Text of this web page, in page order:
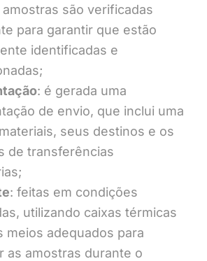
amostras são verificadas
para garantir que estão
identificadas e
: é gerada uma
de envio, que inclui uma
seus destinos e os
de transferências
: feitas em condições
utilizando caixas térmicas
meios adequados para
as amostras durante o